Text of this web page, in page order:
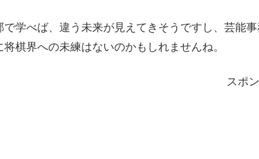
で学べば、違う未来が見えてきそうですし、芸能
棋界への未練はないのかもしれませんね。
スポ